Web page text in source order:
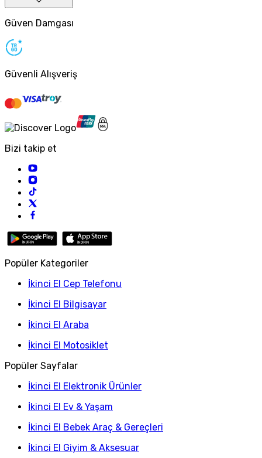
Güven Damgası
Güvenli Alışveriş
Bizi takip et
Popüler Kategoriler
İkinci El Cep Telefonu
İkinci El Bilgisayar
İkinci El Araba
İkinci El Motosiklet
Popüler Sayfalar
İkinci El Elektronik Ürünler
İkinci El Ev & Yaşam
İkinci El Bebek Araç & Gereçleri
İkinci El Giyim & Aksesuar